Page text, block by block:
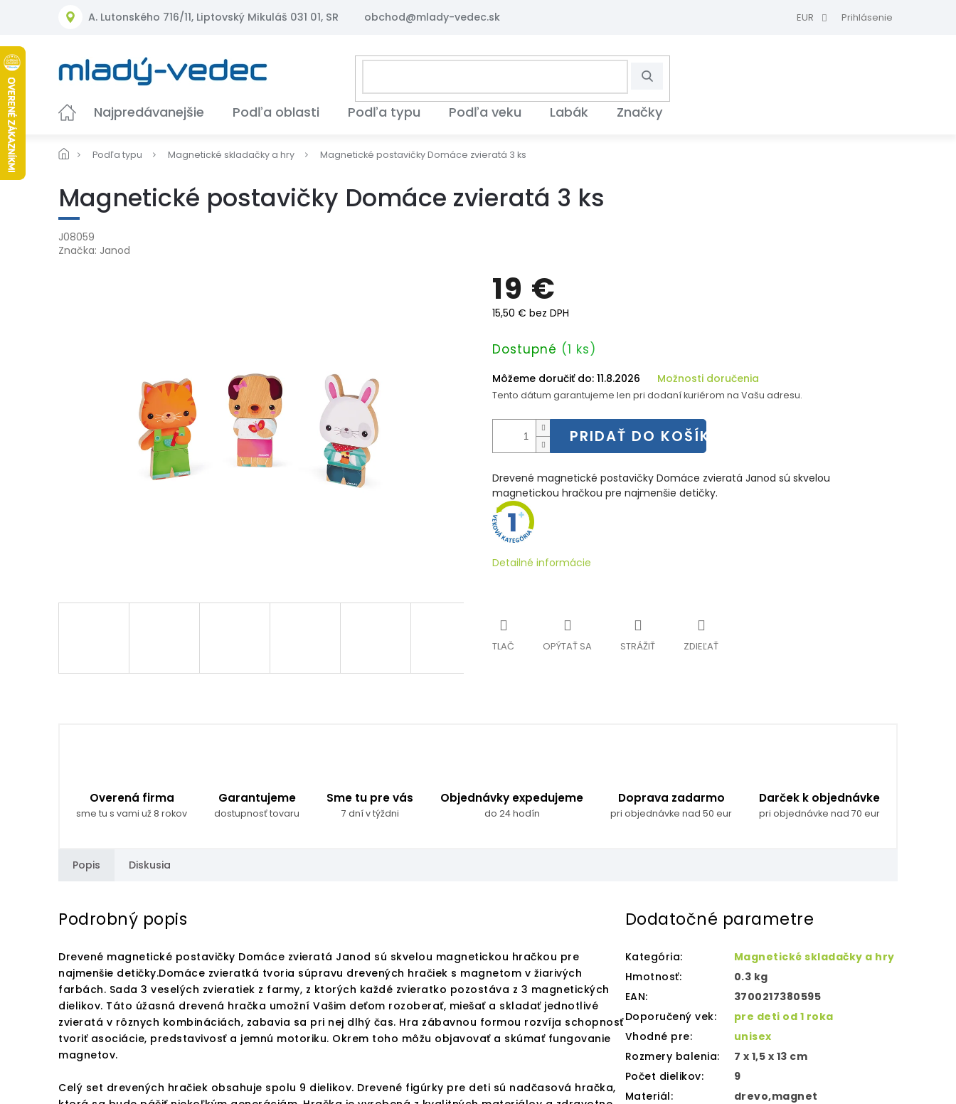
A. Lutonského 716/11, Liptovský Mikuláš 031 01, SR obchod@mlady-vedec.sk EUR Prihlásenie
Hľadať
Najpredávanejšie Podľa oblasti Podľa typu Podľa veku Labák Značky
Podľa typu Magnetické skladačky a hry Magnetické postavičky Domáce zvieratá 3 ks
Magnetické postavičky Domáce zvieratá 3 ks
J08059
Značka: Janod
19 €
15,50 € bez DPH
Jednotková
Dostupné (1 ks)
Môžeme doručiť do: 11.8.2026 Možnosti doručenia
Tento dátum garantujeme len pri dodaní kuriérom na Vašu adresu.
PRIDAŤ DO KOŠÍKA
Drevené magnetické postavičky Domáce zvieratá Janod sú skvelou
magnetickou hračkou pre najmenšie detičky.
Detailné informácie
TLAČ OPÝTAŤ SA STRÁŽIŤ ZDIEĽAŤ
Overená firma
sme tu s vami už 8 rokov
Garantujeme
dostupnosť tovaru
Sme tu pre vás
7 dní v týždni
Objednávky expedujeme
do 24 hodín
Doprava zadarmo
pri objednávke nad 50 eur
Darček k objednávke
pri objednávke nad 70 eur
Popis Diskusia
Podrobný popis
Drevené magnetické postavičky Domáce zvieratá Janod sú skvelou magnetickou hračkou pre
najmenšie detičky.Domáce zvieratká tvoria súpravu drevených hračiek s magnetom v žiarivých
farbách. Sada 3 veselých zvieratiek z farmy, z ktorých každé zvieratko pozostáva z 3 magnetických
dielikov. Táto úžasná drevená hračka umožní Vašim deťom rozoberať, miešať a skladať jednotlivé
zvieratá v rôznych kombináciách, zabavia sa pri nej dlhý čas. Hra zábavnou formou rozvíja schopnosť
tvoriť asociácie, predstavivosť a jemnú motoriku. Okrem toho môžu objavovať a skúmať fungovanie
magnetov.
Celý set drevených hračiek obsahuje spolu 9 dielikov. Drevené figúrky pre deti sú nadčasová hračka,
Dodatočné parametre
Kategória:
Magnetické skladačky a hry
Hmotnosť:
0.3 kg
EAN:
3700217380595
Doporučený vek:
pre deti od 1 roka
Vhodné pre:
unisex
Rozmery balenia:
7 x 1,5 x 13 cm
Počet dielikov:
9
Materiál: drevo,magnet